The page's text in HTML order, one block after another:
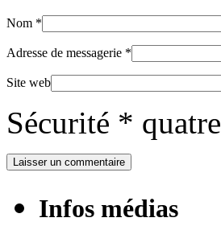
Nom *
Adresse de messagerie *
Site web
Sécurité * quatre
Infos médias